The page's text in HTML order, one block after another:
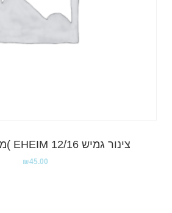
צינור גמיש EHEIM 12/16 )מחיר לפי מטר
₪45.00